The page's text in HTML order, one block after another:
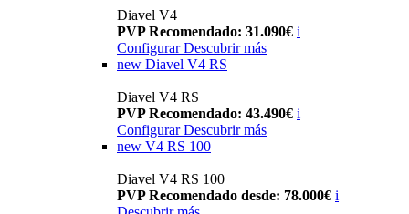
Diavel V4
PVP Recomendado: 31.090€ i
Configurar Descubrir más
new Diavel V4 RS
Diavel V4 RS
PVP Recomendado: 43.490€ i
Configurar Descubrir más
new V4 RS 100
Diavel V4 RS 100
PVP Recomendado desde: 78.000€ i